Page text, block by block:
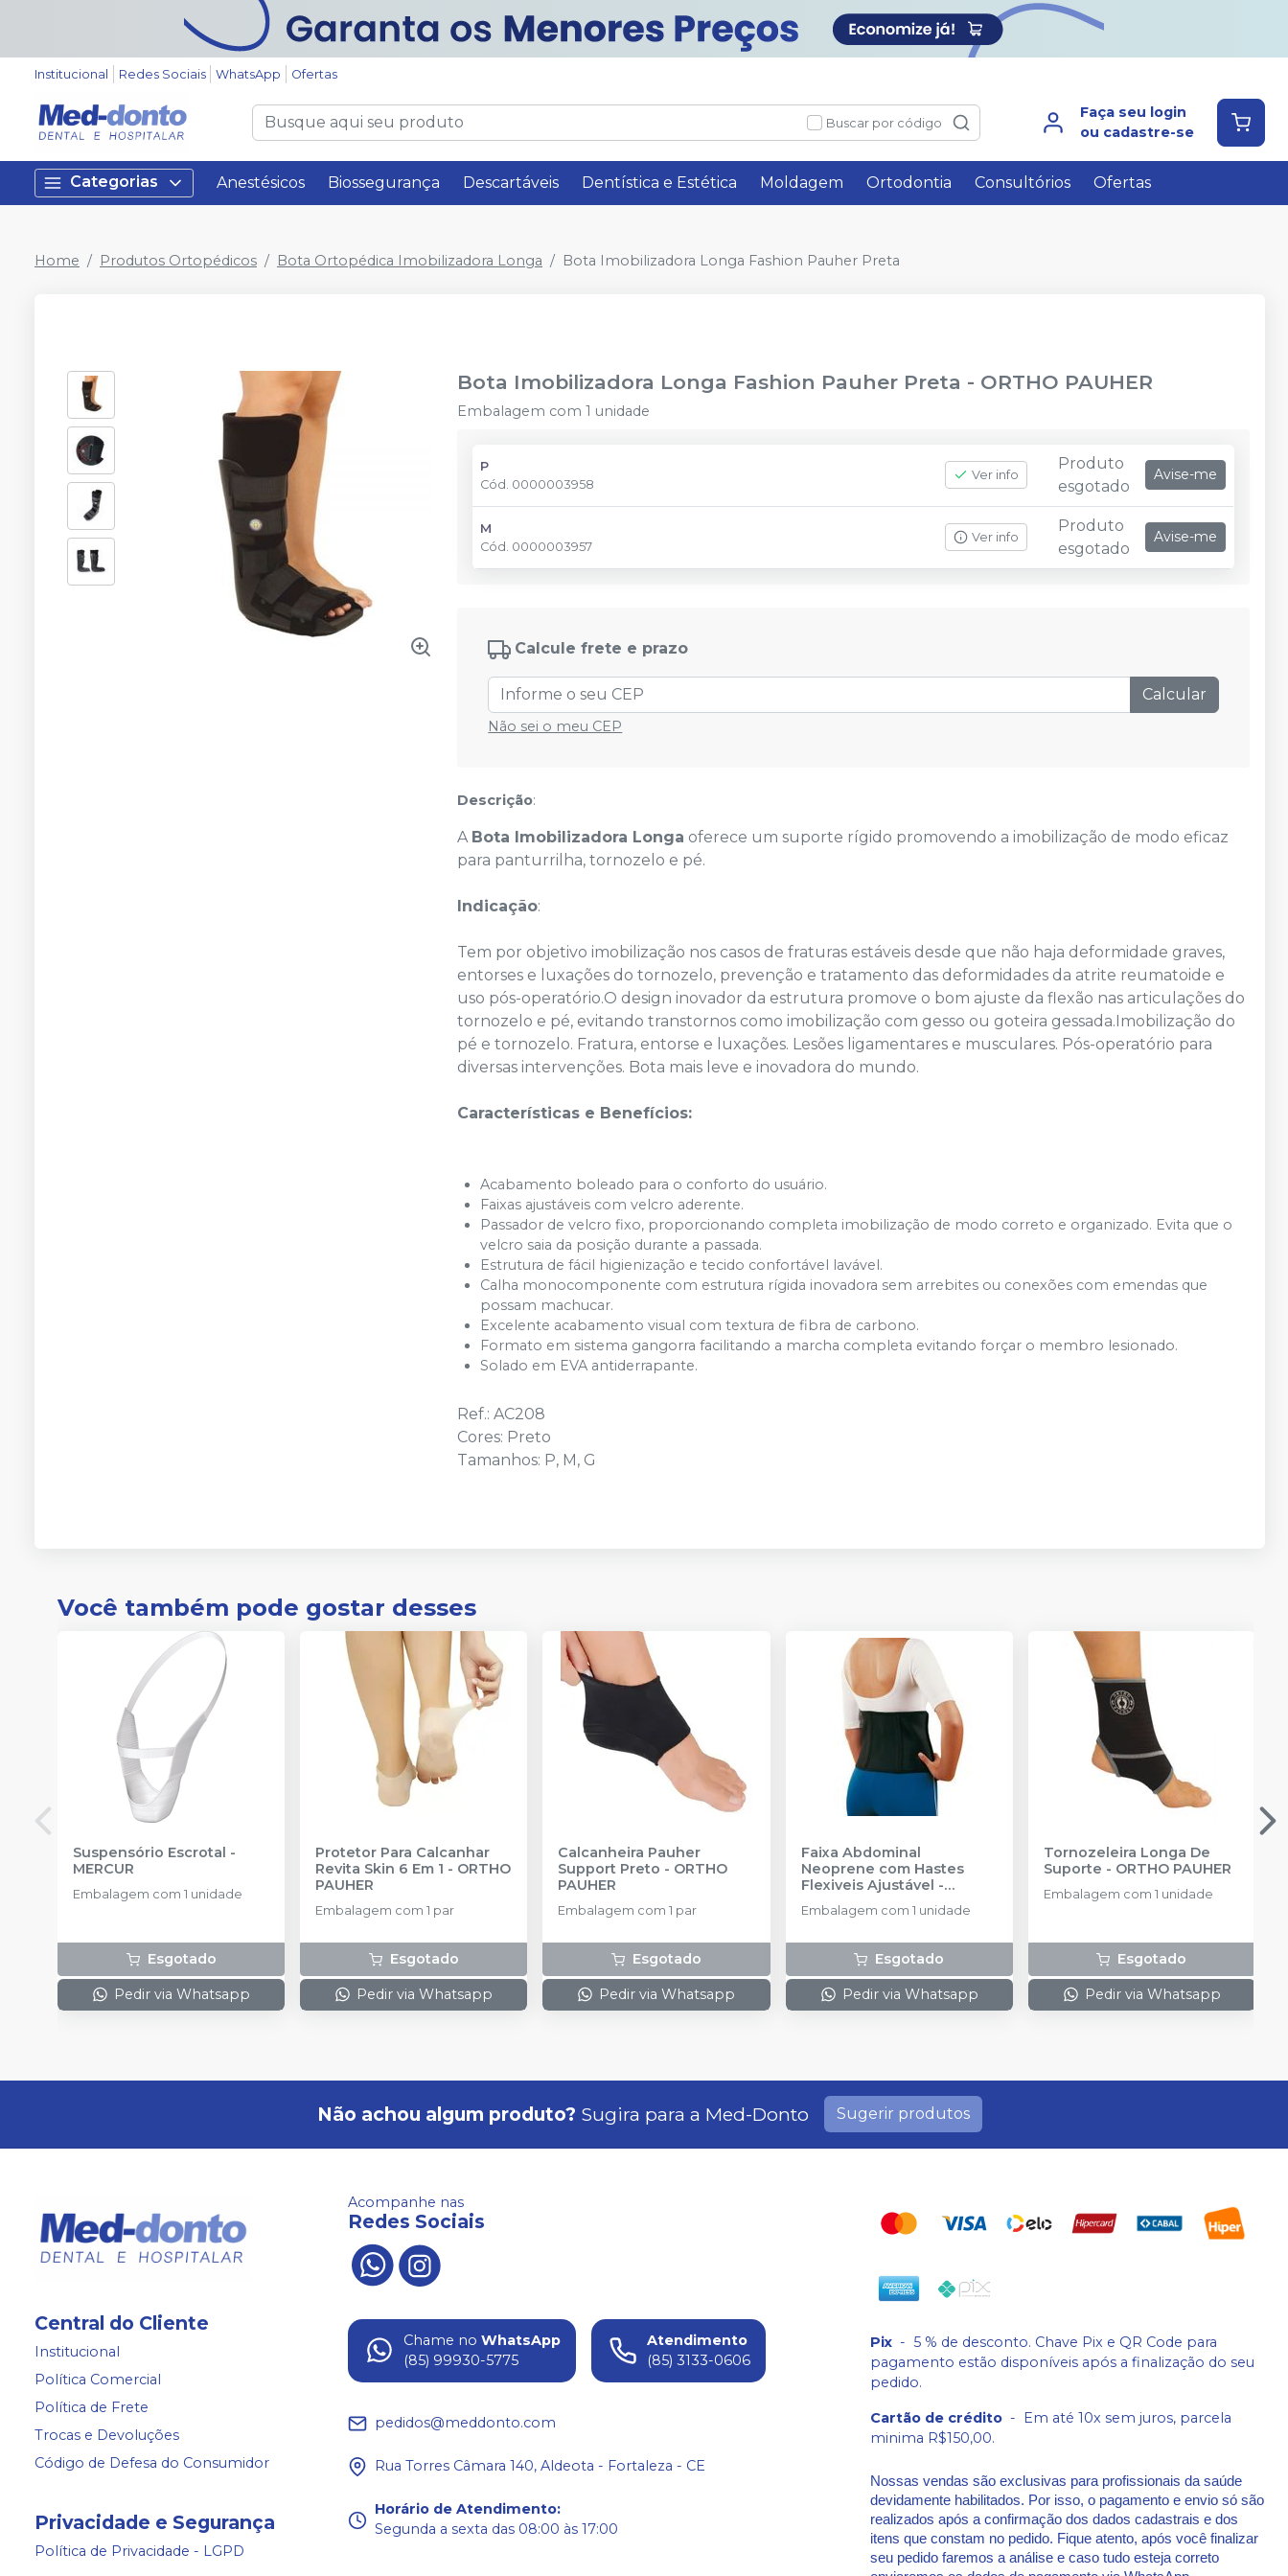
Institucional Redes Sociais WhatsApp Ofertas
Buscar por código
Faça seu login
ou cadastre-se
Categorias Anestésicos Biossegurança Descartáveis Dentística e Estética Moldagem Ortodontia Consultórios Ofertas
Home Produtos Ortopédicos Bota Ortopédica Imobilizadora Longa Bota Imobilizadora Longa Fashion Pauher Preta
Bota Imobilizadora Longa Fashion Pauher Preta - ORTHO PAUHER
Embalagem com 1 unidade
P
Cód. 0000003958
Ver info
Produto
esgotado
Avise-me
M
Cód. 0000003957
Ver info
Produto
esgotado
Avise-me
Calcule frete e prazo
Calcular
Não sei o meu CEP
Descrição:
A Bota Imobilizadora Longa oferece um suporte rígido promovendo a imobilização de modo eficaz
para panturrilha, tornozelo e pé.
Indicação:
Tem por objetivo imobilização nos casos de fraturas estáveis desde que não haja deformidade graves,
entorses e luxações do tornozelo, prevenção e tratamento das deformidades da atrite reumatoide e
uso pós-operatório.O design inovador da estrutura promove o bom ajuste da flexão nas articulações do
tornozelo e pé, evitando transtornos como imobilização com gesso ou goteira gessada.Imobilização do
pé e tornozelo. Fratura, entorse e luxações. Lesões ligamentares e musculares. Pós-operatório para
diversas intervenções. Bota mais leve e inovadora do mundo.
Características e Benefícios:
Acabamento boleado para o conforto do usuário.
Faixas ajustáveis com velcro aderente.
Passador de velcro fixo, proporcionando completa imobilização de modo correto e organizado. Evita que o
velcro saia da posição durante a passada.
Estrutura de fácil higienização e tecido confortável lavável.
Calha monocomponente com estrutura rígida inovadora sem arrebites ou conexões com emendas que
possam machucar.
Excelente acabamento visual com textura de fibra de carbono.
Formato em sistema gangorra facilitando a marcha completa evitando forçar o membro lesionado.
Solado em EVA antiderrapante.
Ref.: AC208
Cores: Preto
Tamanhos: P, M, G
Você também pode gostar desses
Suspensório Escrotal -
MERCUR
Embalagem com 1 unidade
Esgotado
Pedir via Whatsapp
Protetor Para Calcanhar
Revita Skin 6 Em 1 - ORTHO
PAUHER
Embalagem com 1 par
Esgotado
Pedir via Whatsapp
Calcanheira Pauher
Support Preto - ORTHO
PAUHER
Embalagem com 1 par
Esgotado
Pedir via Whatsapp
Faixa Abdominal
Neoprene com Hastes
Flexiveis Ajustável -
Embalagem com 1 unidade
Esgotado
Pedir via Whatsapp
Tornozeleira Longa De
Suporte - ORTHO PAUHER
Embalagem com 1 unidade
Esgotado
Pedir via Whatsapp
Não achou algum produto? Sugira para a Med-Donto Sugerir produtos
Central do Cliente
Institucional
Política Comercial
Política de Frete
Trocas e Devoluções
Código de Defesa do Consumidor
Privacidade e Segurança
Política de Privacidade - LGPD
Acompanhe nas
Redes Sociais
Chame no WhatsApp
(85) 99930-5775
Atendimento
(85) 3133-0606
pedidos@meddonto.com
Rua Torres Câmara 140, Aldeota - Fortaleza - CE
Horário de Atendimento:
Segunda a sexta das 08:00 às 17:00
Pix - 5 % de desconto. Chave Pix e QR Code para
pagamento estão disponíveis após a finalização do seu
pedido.
Cartão de crédito - Em até 10x sem juros, parcela
minima R$150,00.
Nossas vendas são exclusivas para profissionais da saúde
devidamente habilitados. Por isso, o pagamento e envio só são
realizados após a confirmação dos dados cadastrais e dos
itens que constam no pedido. Fique atento, após você finalizar
seu pedido faremos a análise e caso tudo esteja correto